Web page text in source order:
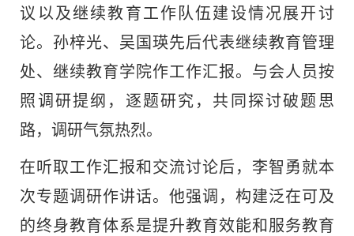
议以及继续教育工作队伍建设情况展开讨
论。孙梓光、吴国瑛先后代表继续教育管理
处、继续教育学院作工作汇报。与会人员按
照调研提纲，逐题研究，共同探讨破题思
路，调研气氛热烈。
在听取工作汇报和交流讨论后，李智勇就本
次专题调研作讲话。他强调，构建泛在可及
的终身教育体系是提升教育效能和服务教育